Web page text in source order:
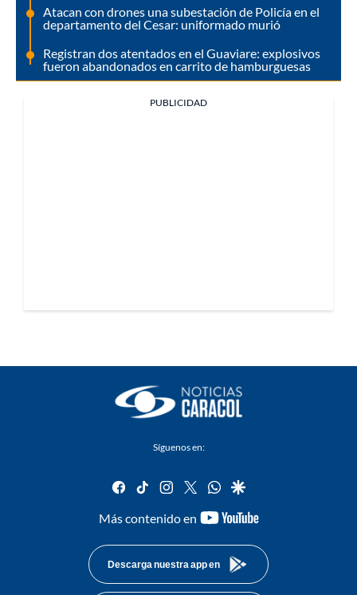
Atacan con drones una subestación de Policía en el
departamento del Cesar: uniformado murió
Registran dos atentados en el Guaviare: explosivos
fueron abandonados en carrito de hamburguesas
PUBLICIDAD
Síguenos en:
facebook
tiktok instagram
twitterwhatsapp
google
Más contenido en
youtube-
Descarga nuestra app en